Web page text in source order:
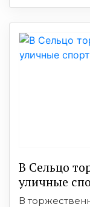
В Сельцо
уличные
В